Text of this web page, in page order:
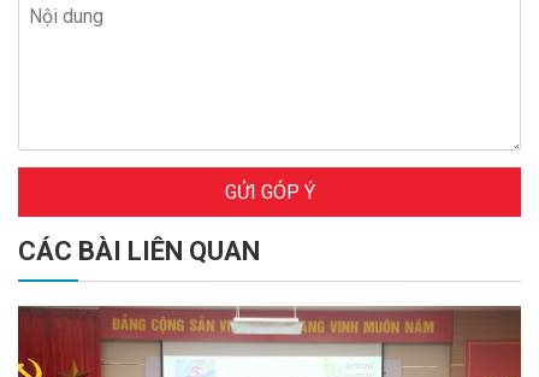
GỬI GÓP Ý
CÁC BÀI LIÊN QUAN